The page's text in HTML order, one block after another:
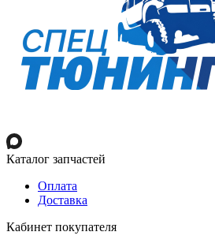
Каталог запчастей
Оплата
Доставка
Кабинет покупателя